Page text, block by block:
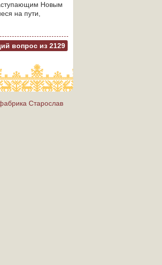
Новым
на пути,
вопрос из 2129
Старослав